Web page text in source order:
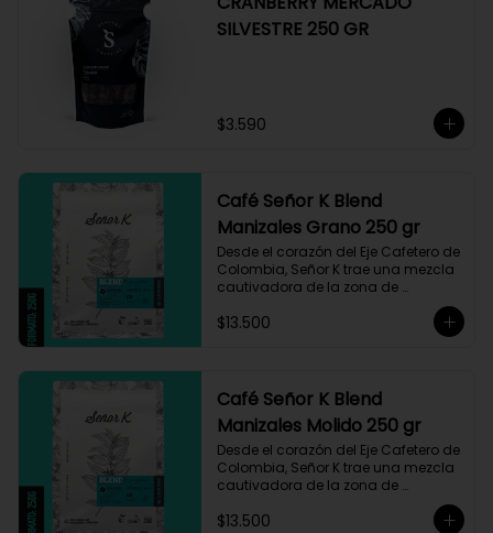
SILVESTRE 250 GR
$3.590
Café Señor K Blend
Manizales Grano 250 gr
Desde el corazón del Eje Cafetero de
Colombia, Señor K trae una mezcla
cautivadora de la zona de
Manizales, entre 1.800 y 1.950 msnm.
La variedad es Castillo, que ha sido
trazas de chocolate. El tueste medio
permite degustar todos los sabores
complejos de este café
$13.500
Café Señor K Blend
Manizales Molido 250 gr
Desde el corazón del Eje Cafetero de
Colombia, Señor K trae una mezcla
cautivadora de la zona de
Manizales, entre 1.800 y 1.950 msnm.
La variedad es Castillo, que ha sido
$13.500